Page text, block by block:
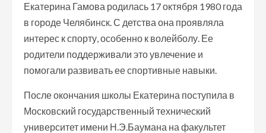
Екатерина Гамова родилась 17 октября 1980 года
в городе Челябинск. С детства она проявляла
интерес к спорту, особенно к волейболу. Ее
родители поддерживали это увлечение и
помогали развивать ее спортивные навыки.
После окончания школы Екатерина поступила в
Московский государственный технический
университет имени Н.Э.Баумана на факультет